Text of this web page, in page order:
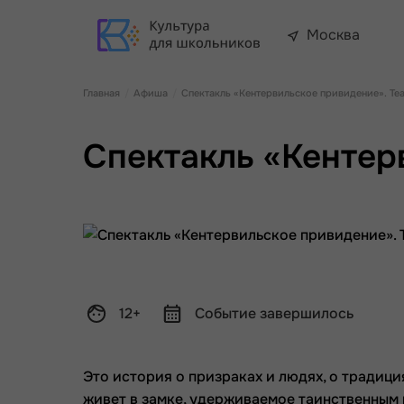
Москва
Главная Афиша Спектакль «Кентервильское привидение».
Спектакль
12+ Событие завершилось
Это история о призраках и людях, о
живет в замке, удерживаемое